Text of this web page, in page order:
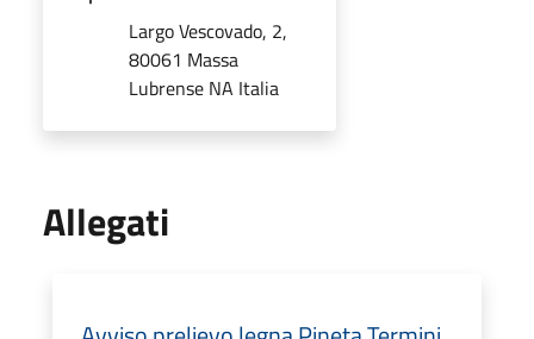
Largo Vescovado, 2,
80061 Massa
Lubrense NA Italia
Allegati